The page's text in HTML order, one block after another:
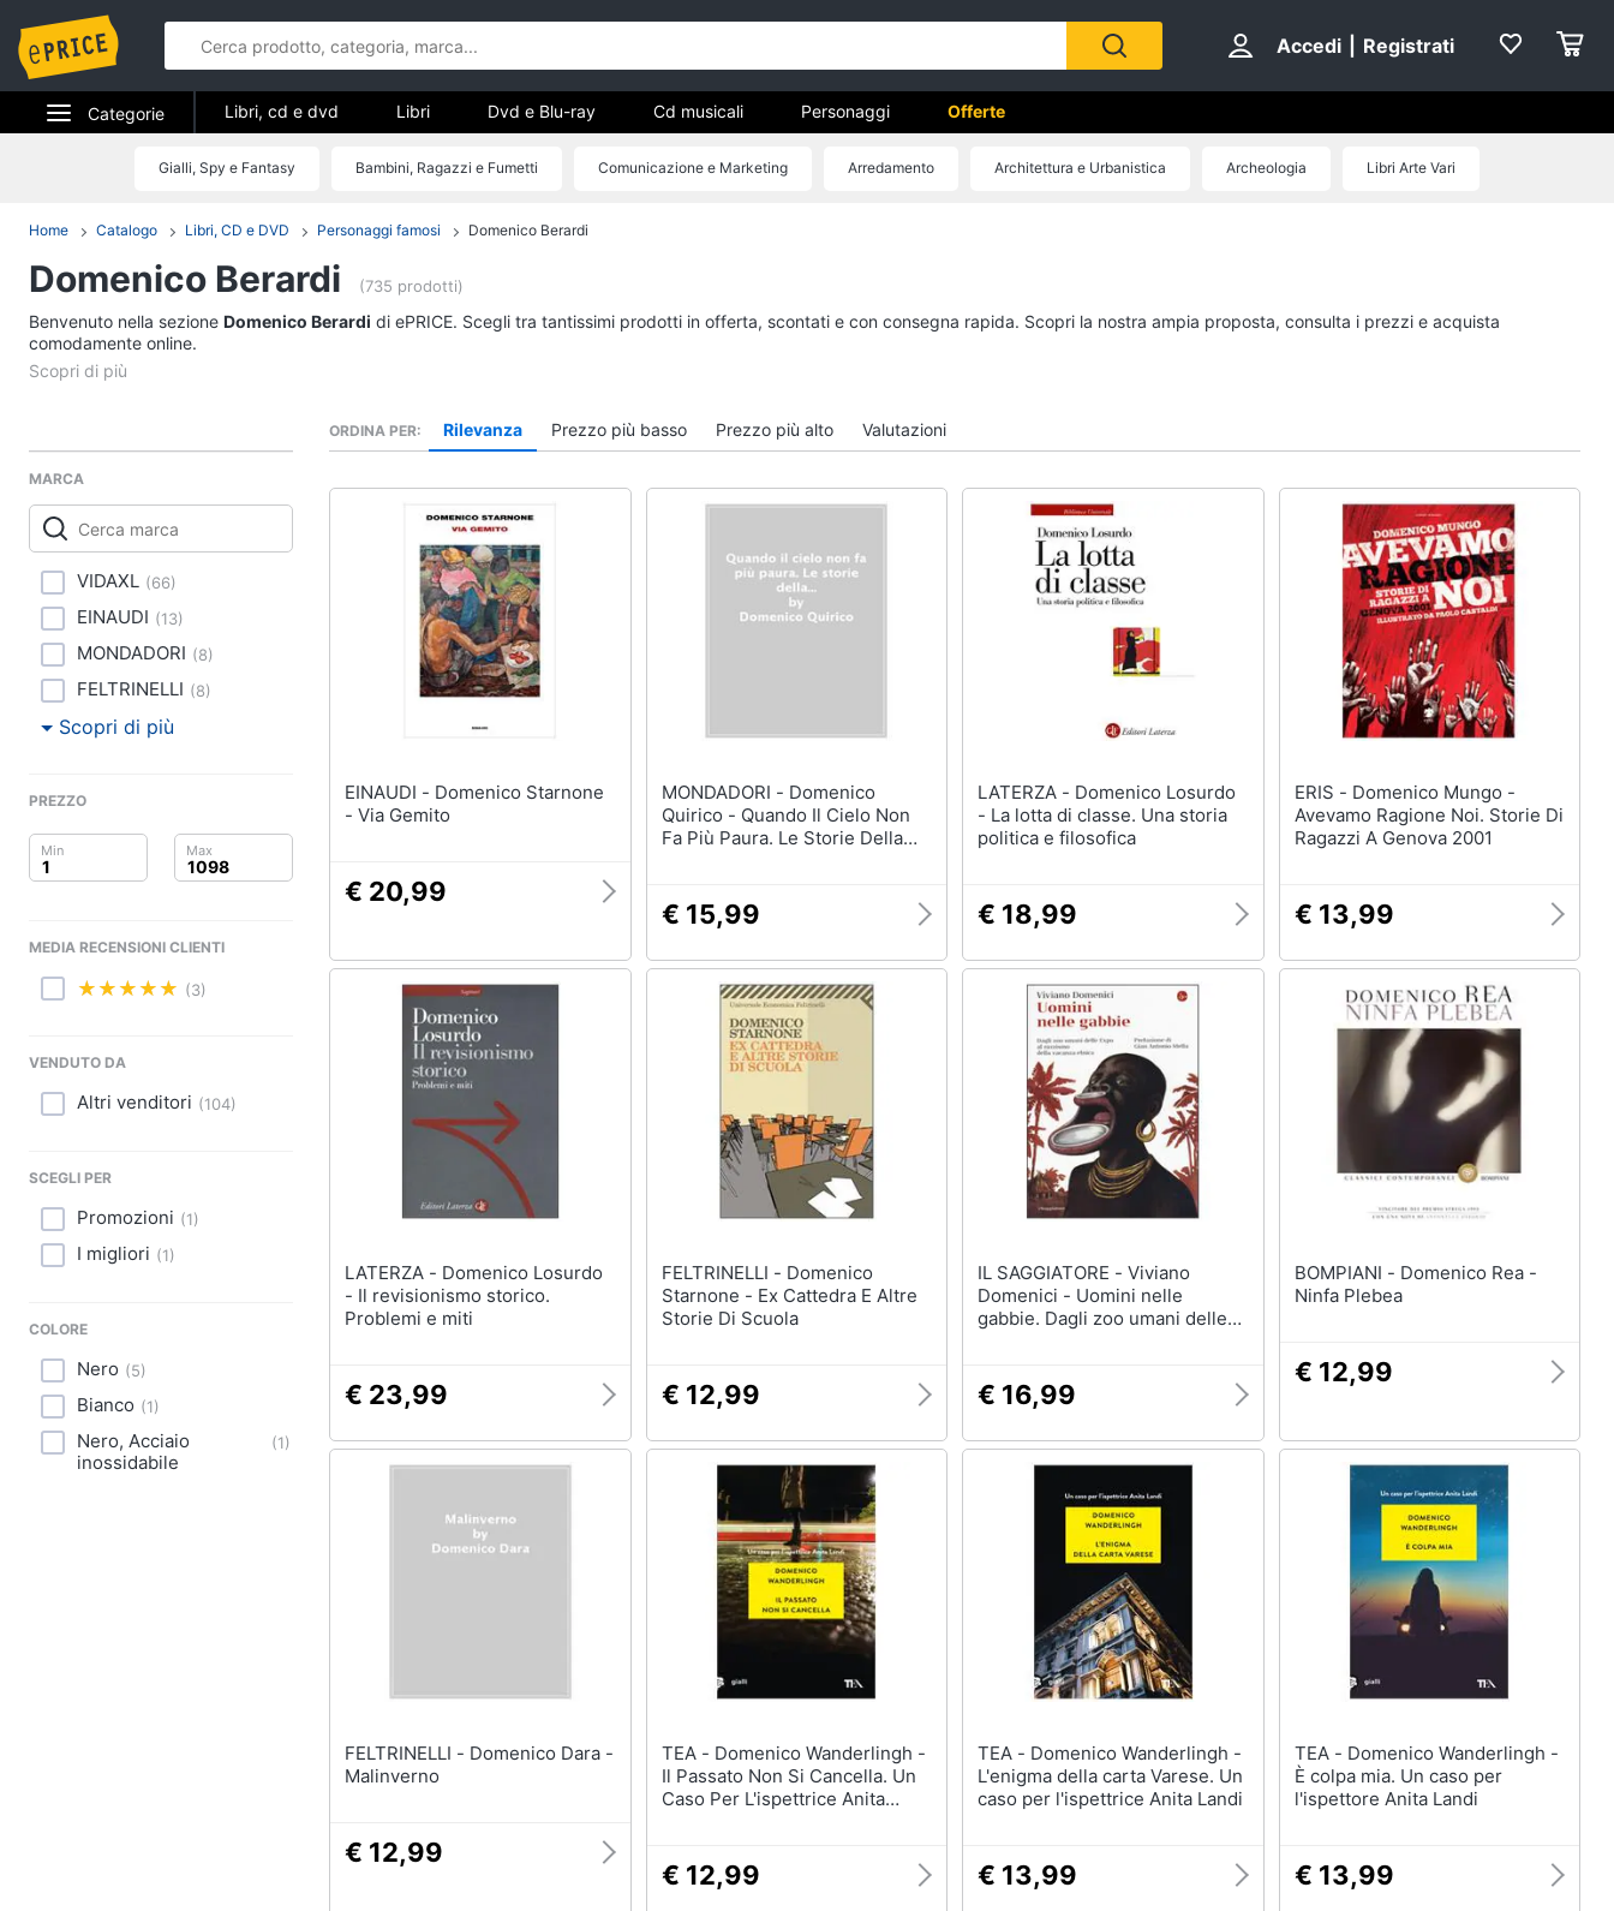
Accedi Registrati
Categorie
Elettrodomestici
Telefonia
Tv e Home Cinema
Smart home
Clima
Arredo
Brico e Giardinaggio
Salute e igiene
Prima infanzia
Motori
Libri, cd e dvd
Libri, cd e dvd
Libri
Vedi tutti Vedi tutti
Libri, cd e dvd Libri Dvd e Blu-ray Cd musicali Personaggi Offerte
Gialli, Spy e Fantasy Bambini, Ragazzi e Fumetti Comunicazione e Marketing Arredamento Architettura e Urbanistica Archeologia Libri Arte Vari
Home Catalogo Libri, CD e DVD Personaggi famosi Domenico Berardi
Domenico Berardi (735 prodotti)
Benvenuto nella sezione Domenico Berardi di ePRICE. Scegli tra tantissimi prodotti in offerta, scontati e con consegna rapida. Scopri la nostra ampia proposta, consulta i prezzi e acquista
comodamente online.
MARCA
VIDAXL (66)
EINAUDI (13)
MONDADORI (8)
FELTRINELLI (8)
Scopri di più
PREZZO
MEDIA RECENSIONI CLIENTI
(3)
VENDUTO DA
Altri venditori (104)
SCEGLI PER
Promozioni (1)
I migliori (1)
COLORE
Nero (5)
Bianco (1)
Nero, Acciaio
inossidabile
(1)
ORDINA PER Rilevanza Prezzo più basso Prezzo più alto Valutazioni
EINAUDI - Domenico Starnone
- Via Gemito
€ 20,99
MONDADORI - Domenico
Quirico - Quando Il Cielo Non
Fa Più Paura. Le Storie Della
€ 15,99
LATERZA - Domenico Losurdo
- La lotta di classe. Una storia
politica e filosofica
€ 18,99
ERIS - Domenico Mungo -
Avevamo Ragione Noi. Storie Di
Ragazzi A Genova 2001
€ 13,99
LATERZA - Domenico Losurdo
- Il revisionismo storico.
Problemi e miti
€ 23,99
FELTRINELLI - Domenico
Starnone - Ex Cattedra E Altre
Storie Di Scuola
€ 12,99
IL SAGGIATORE - Viviano
Domenici - Uomini nelle
gabbie. Dagli zoo umani delle
€ 16,99
BOMPIANI - Domenico Rea -
Ninfa Plebea
€ 12,99
FELTRINELLI - Domenico Dara -
Malinverno
€ 12,99
TEA - Domenico Wanderlingh -
Il Passato Non Si Cancella. Un
Caso Per L'ispettrice Anita
€ 12,99
TEA - Domenico Wanderlingh -
L'enigma della carta Varese. Un
caso per l'ispettrice Anita Landi
€ 13,99
TEA - Domenico Wanderlingh -
È colpa mia. Un caso per
l'ispettore Anita Landi
€ 13,99